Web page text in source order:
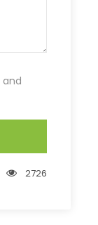
and
2726